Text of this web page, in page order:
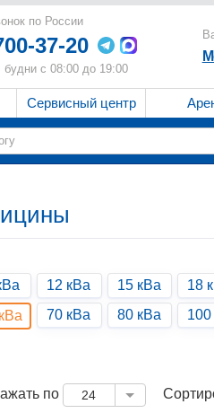
по России
37-20
с 08:00 до 19:00
Сервисный центр
12 кВа 15 кВа 18
70 кВа 80 кВа 100
по 24